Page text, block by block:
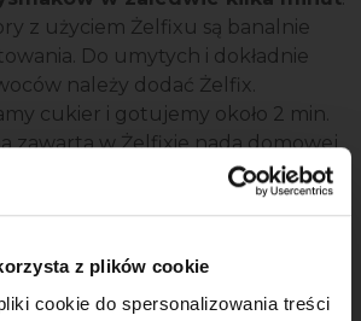
z plików cookie
cookie do spersonalizowania treści
z użyciem Żelfixu są banalnie
Do umytych i dokładnie
należy dodać Żelfix.
cukier i gotujemy około 2 min.
zawarta w Żelfixie nada domowej
konsystencji. Krótki czas
że owoce nie rozgotują się,
mamy dwa warianty:
owoców należy dodać 0,5